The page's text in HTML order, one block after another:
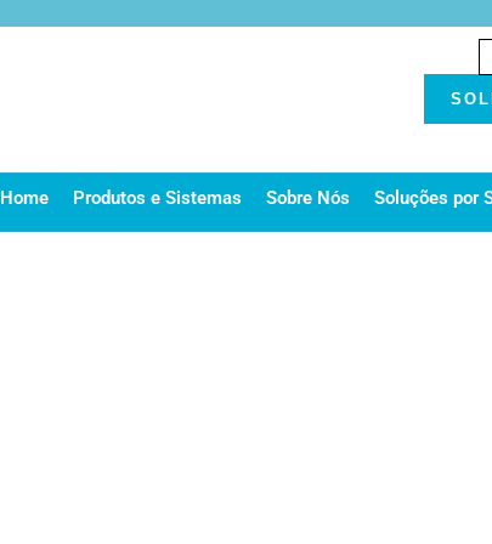
Home Produtos e Sistemas Sobre Nós Soluções por